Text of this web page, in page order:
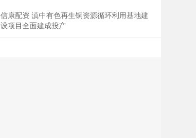
信康配资 滇中有色再生铜资源循环利用基地建
设项目全面建成投产